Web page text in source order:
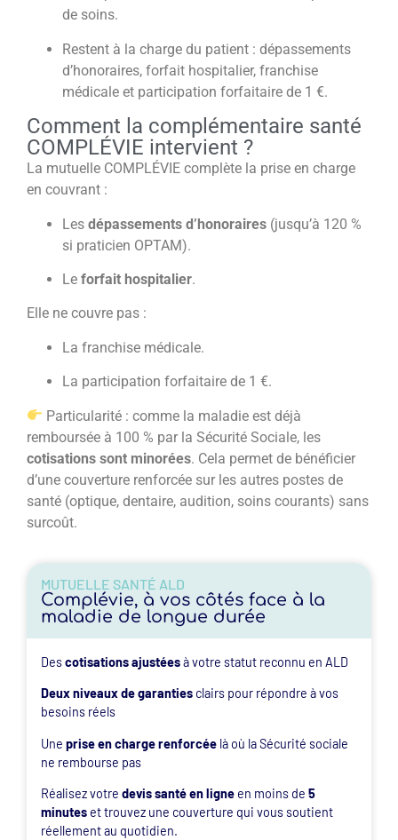
de soins.
Restent à la charge du patient : dépassements
d’honoraires, forfait hospitalier, franchise
médicale et participation forfaitaire de 1 €.
Comment la complémentaire santé
COMPLÉVIE intervient ?
La mutuelle COMPLÉVIE complète la prise en charge
en couvrant :
Les dépassements d’honoraires (jusqu’à 120 %
si praticien OPTAM).
Le forfait hospitalier.
Elle ne couvre pas :
La franchise médicale.
La participation forfaitaire de 1 €.
Particularité : comme la maladie est déjà
remboursée à 100 % par la Sécurité Sociale, les
cotisations sont minorées. Cela permet de bénéficier
d’une couverture renforcée sur les autres postes de
santé (optique, dentaire, audition, soins courants) sans
surcoût.
MUTUELLE SANTÉ ALD
Complévie, à vos côtés face à la
maladie de longue durée
Descotisations ajustéesà votre statut reconnu en ALD
Deux niveaux de garantiesclairs pour répondre à vos
besoins réels
Une prise en charge renforcéelà où la Sécurité sociale
ne rembourse pas
Réalisez votre devis santé en ligneen moins de 5
minuteset trouvez une couverture qui vous soutient
réellement au quotidien.